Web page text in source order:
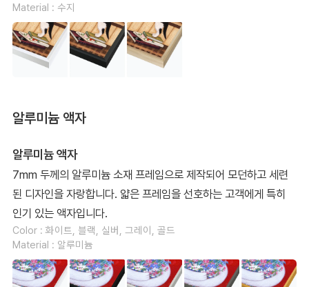
Material : 수지
알루미늄 액자
알루미늄 액자
7mm 두께의 알루미늄 소재 프레임으로 제작되어 모던하고 세련
된 디자인을 자랑합니다. 얇은 프레임을 선호하는 고객에게 특히
인기 있는 액자입니다.
Color : 화이트, 블랙, 실버, 그레이, 골드
Material : 알루미늄